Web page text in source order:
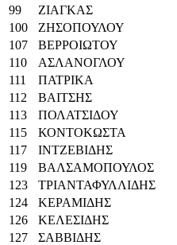
99
ΖΙΑΓΚΑΣ
100
ΖΗΣΟΠΟΥΛΟΥ
107
ΒΕΡΡΟΙΩΤΟΥ
110
ΑΣΛΑΝΟΓΛΟΥ
111
ΠΑΤΡΙΚΑ
112
ΒΑΙΤΣΗΣ
113
ΠΟΛΑΤΣΙΔΟΥ
115
ΚΟΝΤΟΚΩΣΤΑ
117
ΙΝΤΖΕΒΙΔΗΣ
119
ΒΑΛΣΑΜΟΠΟΥΛΟΣ
123
ΤΡΙΑΝΤΑΦΥΛΛΙΔΗΣ
124
ΚΕΡΑΜΙΔΗΣ
126
ΚΕΛΕΣΙΔΗΣ
127
ΣΑΒΒΙΔΗΣ